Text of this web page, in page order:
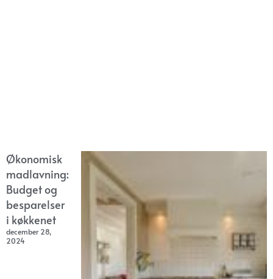
Økonomisk
madlavning:
Budget og
besparelser
i køkkenet
december 28,
2024